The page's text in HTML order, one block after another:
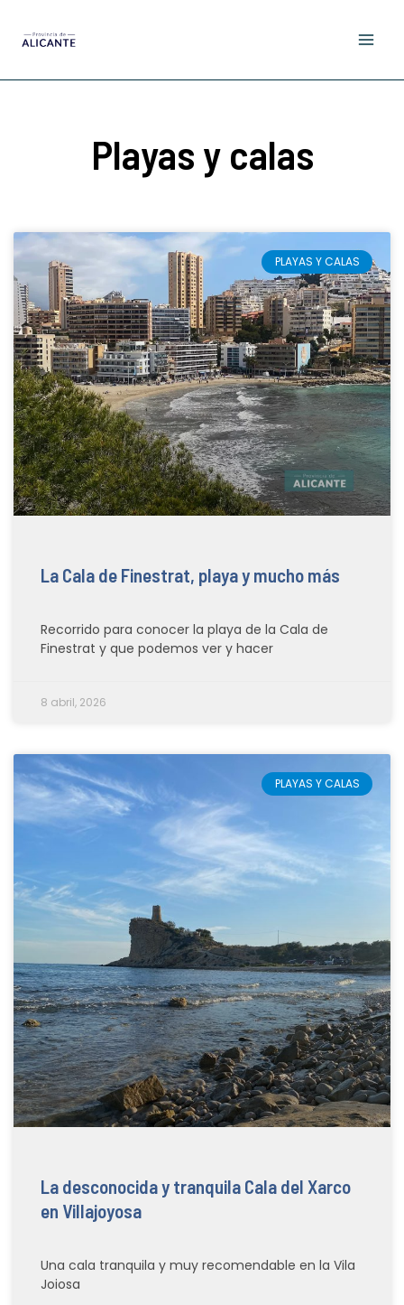
Playas y calas
PLAYAS Y CALAS
La Cala de Finestrat, playa y mucho más
Recorrido para conocer la playa de la Cala de
Finestrat y que podemos ver y hacer
8 abril, 2026
PLAYAS Y CALAS
La desconocida y tranquila Cala del Xarco
en Villajoyosa
Una cala tranquila y muy recomendable en la Vila
Joiosa